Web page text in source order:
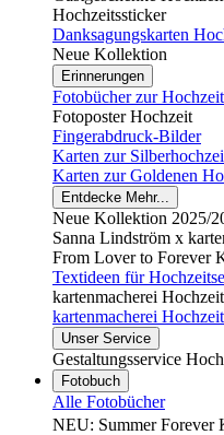
Hochzeitssticker
Danksagungskarten
Neue Kollektion
Erinnerungen
Fotobücher zur Hochzeit
Fotoposter Hochzeit
Fingerabdruck-Bilder
Karten zur
Karten zur Goldenen
Entdecke Mehr...
Neue Kollektion 2025/
Sanna Lindström x
From Lover to Forever
Textideen für
kartenmacherei
kartenmacherei
Unser Service
Gestaltungsservice
Fotobuch
Alle Fotobücher
NEU: Summer